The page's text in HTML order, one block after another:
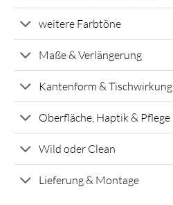
weitere Farbtöne
Maße & Verlängerung
Kantenform & Tischwirkung
Oberfläche, Haptik & Pflege
Wild oder Clean
Lieferung & Montage